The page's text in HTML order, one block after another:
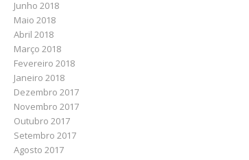
Junho 2018
Maio 2018
Abril 2018
Março 2018
Fevereiro 2018
Janeiro 2018
Dezembro 2017
Novembro 2017
Outubro 2017
Setembro 2017
Agosto 2017